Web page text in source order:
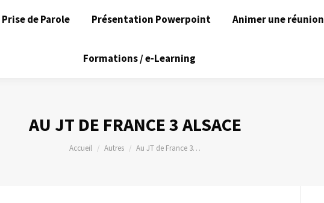
Prise de Parole Présentation Powerpoint Animer une réunion
Formations / e-Learning
AU JT DE FRANCE 3 ALSACE
Vous êtes ici :
Accueil Autres Au JT de France 3…